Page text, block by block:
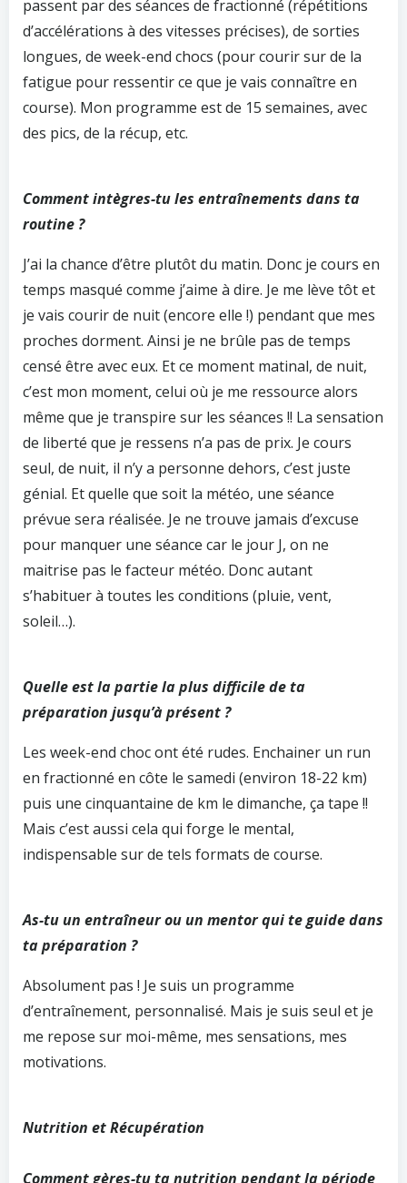
passent par des séances de fractionné (répétitions
d’accélérations à des vitesses précises), de sorties
longues, de week-end chocs (pour courir sur de la
fatigue pour ressentir ce que je vais connaître en
course). Mon programme est de 15 semaines, avec
des pics, de la récup, etc.
Comment intègres-tu les entraînements dans ta
routine ?
J’ai la chance d’être plutôt du matin. Donc je cours en
temps masqué comme j’aime à dire. Je me lève tôt et
je vais courir de nuit (encore elle !) pendant que mes
proches dorment. Ainsi je ne brûle pas de temps
censé être avec eux. Et ce moment matinal, de nuit,
c’est mon moment, celui où je me ressource alors
même que je transpire sur les séances !! La sensation
de liberté que je ressens n’a pas de prix. Je cours
seul, de nuit, il n’y a personne dehors, c’est juste
génial. Et quelle que soit la météo, une séance
prévue sera réalisée. Je ne trouve jamais d’excuse
pour manquer une séance car le jour J, on ne
maitrise pas le facteur météo. Donc autant
s’habituer à toutes les conditions (pluie, vent,
soleil…).
Quelle est la partie la plus difficile de ta
préparation jusqu’à présent ?
Les week-end choc ont été rudes. Enchainer un run
en fractionné en côte le samedi (environ 18-22 km)
puis une cinquantaine de km le dimanche, ça tape !!
Mais c’est aussi cela qui forge le mental,
indispensable sur de tels formats de course.
As-tu un entraîneur ou un mentor qui te guide dans
ta préparation ?
Absolument pas ! Je suis un programme
d’entraînement, personnalisé. Mais je suis seul et je
me repose sur moi-même, mes sensations, mes
motivations.
Nutrition et Récupération
Comment gères-tu ta nutrition pendant la période